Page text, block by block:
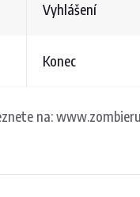
Vyhlášení
Konec
na: